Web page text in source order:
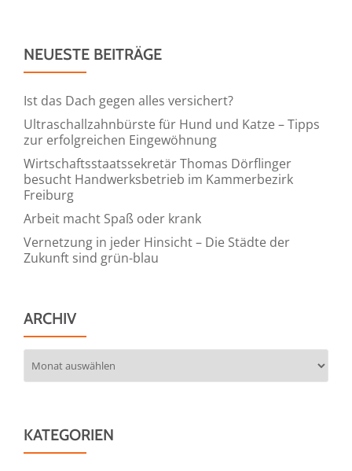
NEUESTE BEITRÄGE
Ist das Dach gegen alles versichert?
Ultraschallzahnbürste für Hund und Katze – Tipps
zur erfolgreichen Eingewöhnung
Wirtschaftsstaatssekretär Thomas Dörflinger
besucht Handwerksbetrieb im Kammerbezirk
Freiburg
Arbeit macht Spaß oder krank
Vernetzung in jeder Hinsicht – Die Städte der
Zukunft sind grün-blau
ARCHIV
KATEGORIEN